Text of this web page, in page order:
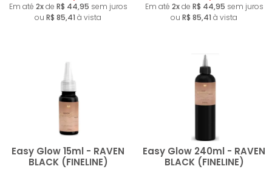
Em até 2xde R$ 44,95 sem juros
ou R$ 85,41 à vista
Em até 2xde R$ 44,95 sem juros
ou R$ 85,41 à vista
Easy Glow 15ml - RAVEN
BLACK (FINELINE)
Easy Glow 240ml - RAVEN
BLACK (FINELINE)